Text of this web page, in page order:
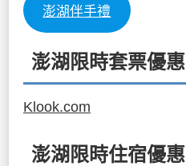
澎湖伴手禮
澎湖限時套票優惠
Klook.com
澎湖限時住宿優惠